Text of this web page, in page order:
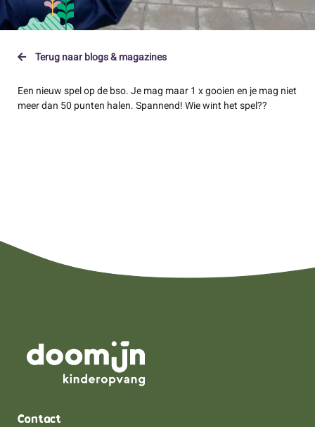
Terug naar blogs & magazines
Een nieuw spel op de bso. Je mag maar 1 x gooien en je mag niet
meer dan 50 punten halen. Spannend! Wie wint het spel??
Contact